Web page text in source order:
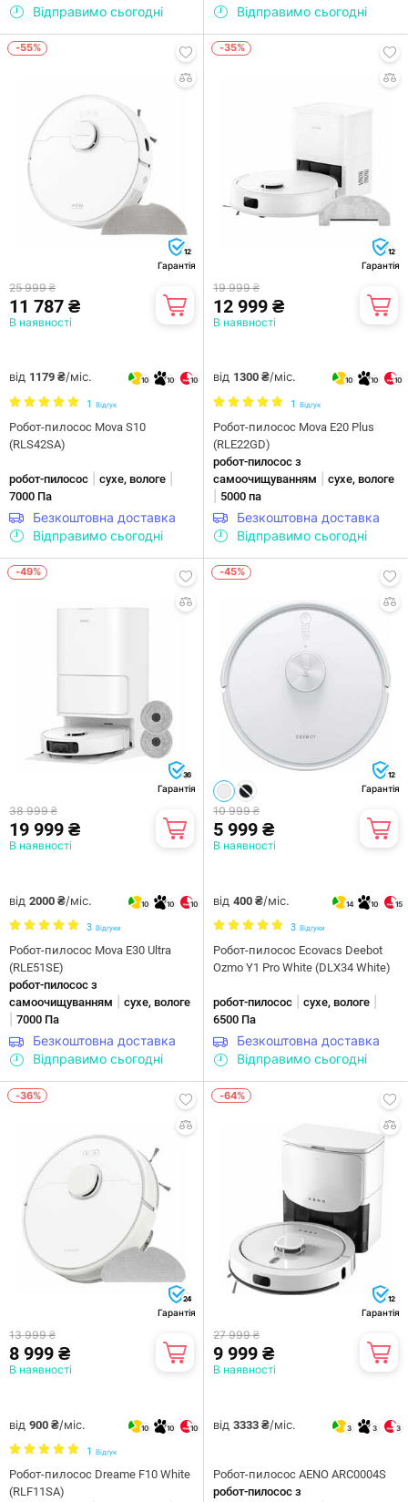
Відправимо сьогодні
Відправимо сьогодні
-55%
12
Гарантія
25 999 ₴
11 787 ₴
В наявності
від 1179 ₴/міс. 10 10 10
1 Відгук
Робот-пилосос Mova S10
(RLS42SA)
робот-пилосос сухе, вологе
7000 Па
Безкоштовна доставка
Відправимо сьогодні
-35%
12
Гарантія
19 999 ₴
12 999 ₴
В наявності
від 1300 ₴/міс. 10 10 10
1 Відгук
Робот-пилосос Mova E20 Plus
(RLE22GD)
робот-пилосос з
самоочищуванням
сухе, вологе
5000 па
Безкоштовна доставка
Відправимо сьогодні
-49%
36
Гарантія
38 999 ₴
19 999 ₴
В наявності
від 2000 ₴/міс. 10 10 10
3 Відгуки
Робот-пилосос Mova E30 Ultra
(RLE51SE)
робот-пилосос з
самоочищуванням
сухе, вологе
7000 Па
Безкоштовна доставка
Відправимо сьогодні
-45%
12
Гарантія
10 999 ₴
5 999 ₴
В наявності
від 400 ₴/міс. 14 10 15
3 Відгуки
Робот-пилосос Ecovacs Deebot
Ozmo Y1 Pro White (DLX34 White)
робот-пилосос сухе, вологе
6500 Па
Безкоштовна доставка
Відправимо сьогодні
-36%
24
Гарантія
13 999 ₴
8 999 ₴
В наявності
від 900 ₴/міс. 10 10 10
1 Відгук
Робот-пилосос Dreame F10 White
(RLF11SA)
-64%
12
Гарантія
27 999 ₴
9 999 ₴
В наявності
від 3333 ₴/міс. 3 3 3
Робот-пилосос AENO ARC0004S
робот-пилосос з